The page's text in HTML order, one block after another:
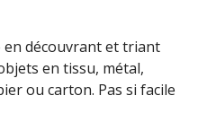
en découvrant et triant
en tissu, métal,
ou carton. Pas si facile